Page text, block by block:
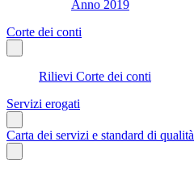
Anno 2019
Corte dei conti
Rilievi Corte dei conti
Servizi erogati
Carta dei servizi e standard di qualità